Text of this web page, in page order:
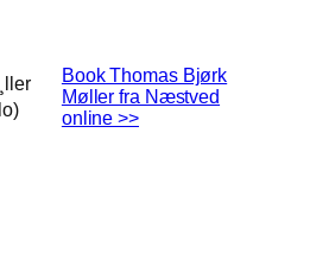
Book Thomas Bjørk
Møller fra Næstved
online >>